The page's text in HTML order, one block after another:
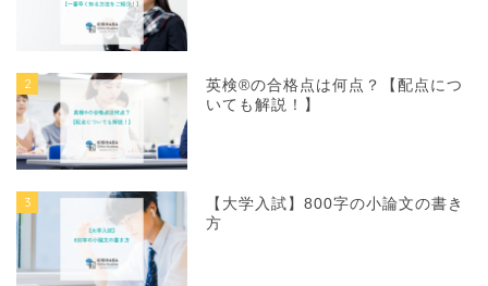
2
英検®の合格点は何点？【配点につ
いても解説！】
3
【大学入試】800字の小論文の書き
方